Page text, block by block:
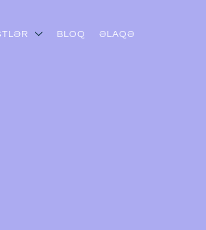
BLOQ ƏLAQƏ